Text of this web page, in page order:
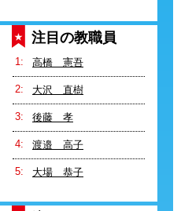
注目の教職員
高橋 憲吾
大沢 直樹
後藤 孝
渡邉 高子
大場 恭子